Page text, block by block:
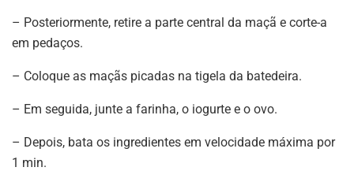
– Posteriormente, retire a parte central da maçã e corte-a
em pedaços.
– Coloque as maçãs picadas na tigela da batedeira.
– Em seguida, junte a farinha, o iogurte e o ovo.
– Depois, bata os ingredientes em velocidade máxima por
1 min.